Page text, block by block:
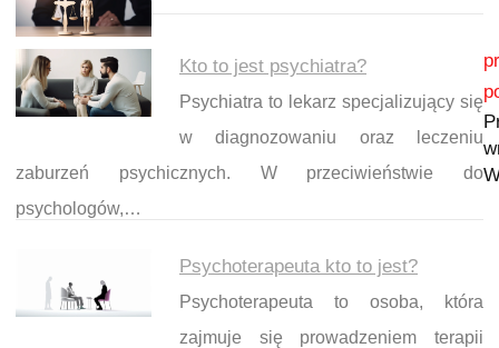
Kto to jest psychiatra?
Psychiatra to lekarz specjalizujący się
w diagnozowaniu oraz leczeniu
zaburzeń psychicznych. W przeciwieństwie do
psychologów,…
Psychoterapeuta kto to jest?
Psychoterapeuta to osoba, która
zajmuje się prowadzeniem terapii
Nawigacja wpisu